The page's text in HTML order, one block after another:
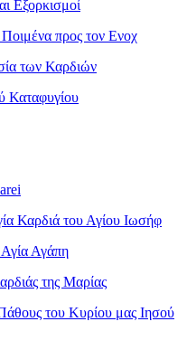
Εξορκισμοί
προς τον Ενοχ
των Καρδιών
Καταφυγίου
Καρδιά του Αγίου Ιωσήφ
Αγάπη
της Μαρίας
του Κυρίου μας Ιησού